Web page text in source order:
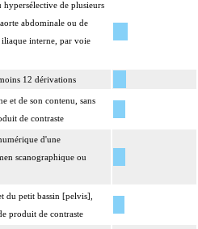
de plusieurs
abdominale ou de
iliaque interne, par voie
12 dérivations
et de son contenu, sans
de contraste
d'une
scanographique ou
du petit bassin [pelvis],
produit de contraste